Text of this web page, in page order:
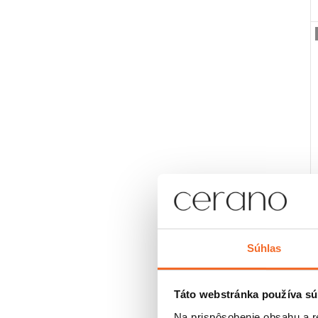
Súhlas
Táto webstránka používa